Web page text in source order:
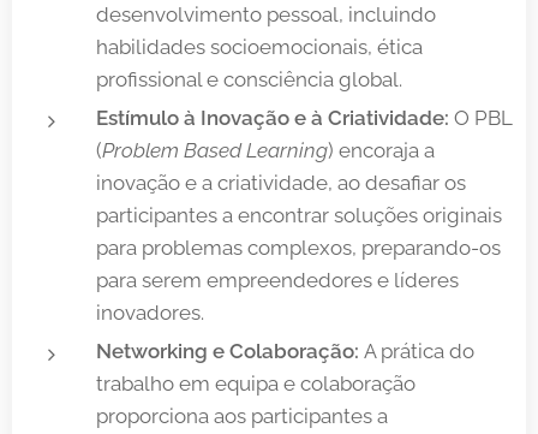
desenvolvimento pessoal, incluindo
habilidades socioemocionais, ética
profissional e consciência global.
Estímulo à Inovação e à Criatividade: O PBL
(Problem Based Learning) encoraja a
inovação e a criatividade, ao desafiar os
participantes a encontrar soluções originais
para problemas complexos, preparando-os
para serem empreendedores e líderes
inovadores.
Networking e Colaboração: A prática do
trabalho em equipa e colaboração
proporciona aos participantes a